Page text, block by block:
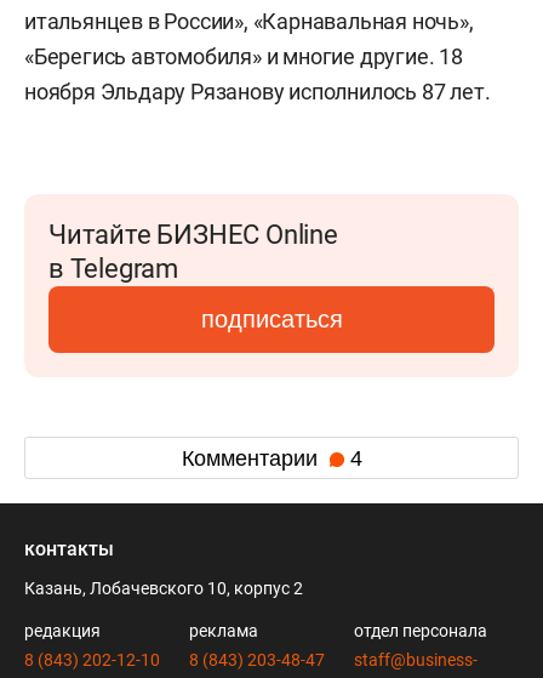
итальянцев в России», «Карнавальная ночь»,
«Берегись автомобиля» и многие другие. 18
ноября Эльдару Рязанову исполнилось 87 лет.
Читайте БИЗНЕС Online
в Telegram
подписаться
Комментарии 4
контакты
Казань, Лобачевского 10, корпус 2
редакция
8 (843) 202-12-10
реклама
8 (843) 203-48-47
отдел персонала
staff@business-